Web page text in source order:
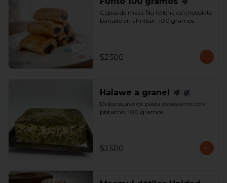
Capas de masa filo rellena de chocolate
bañado en almíbar. 100 gramos
$2.500
Halawe a granel
Dulce suave de pasta de sésamo con
pistacho, 100 gramos
$2.500